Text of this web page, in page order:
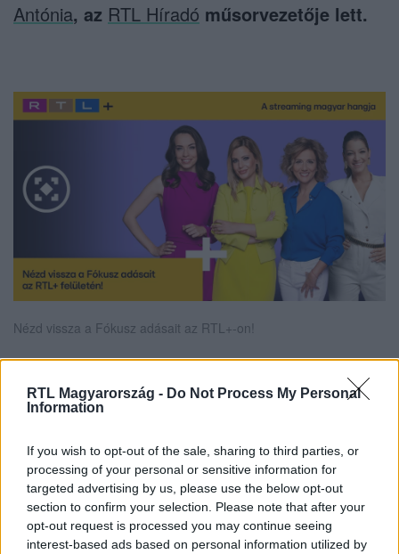
RTL Magyarország - Do Not Process My Personal
Information
If you wish to opt-out of the sale, sharing to third parties, or
processing of your personal or sensitive information for
targeted advertising by us, please use the below opt-out
section to confirm your selection. Please note that after your
opt-out request is processed you may continue seeing
interest-based ads based on personal information utilized by
Antónia, az RTL Híradó műsorvezetője lett.
Nézd vissza a Fókusz adásait az RTL+-on!
Itt állítsd be, hogy az RTL.hu az elsők között